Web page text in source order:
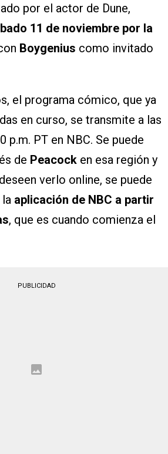
por el actor de Dune,
11 de noviembre por la
Boygenius como invitado
el programa cómico, que ya
en curso, se transmite a las
p.m. PT en NBC. Se puede
de Peacock en esa región y
verlo online, se puede
aplicación de NBC a partir
, que es cuando comienza el
PUBLICIDAD